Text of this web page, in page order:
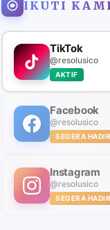
IKUTI KAMI
TikTok
@resolusico
AKTIF
Facebook
@resolusico
SEGERA HADIR
Instagram
@resolusico
SEGERA HADIR